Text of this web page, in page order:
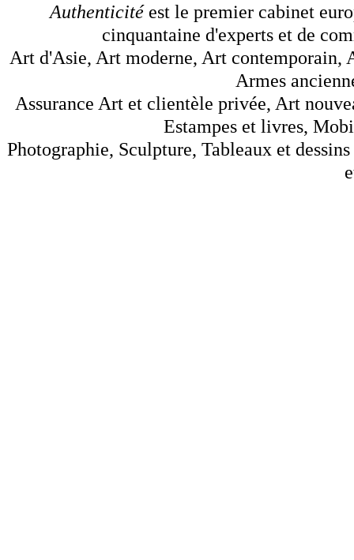
Authenticitéest le premier cabinet
cinquantaine d'experts et de
Art d'Asie, Art moderne, Art contemporain,
Armes
Assurance Art et clientèle privée, Art
Estampes et livres,
Photographie, Sculpture, Tableaux et